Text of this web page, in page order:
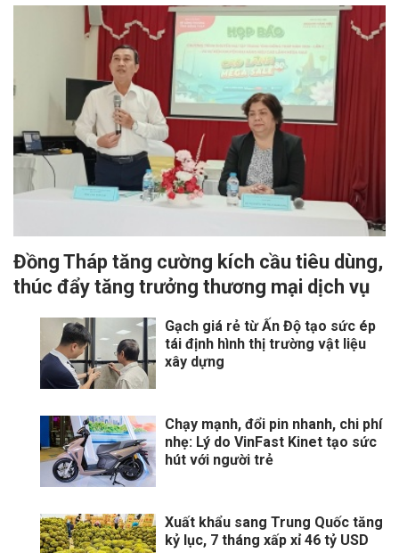
Đồng Tháp tăng cường kích cầu tiêu dùng,
thúc đẩy tăng trưởng thương mại dịch vụ
Gạch giá rẻ từ Ấn Độ tạo sức ép
tái định hình thị trường vật liệu
xây dựng
Chạy mạnh, đổi pin nhanh, chi phí
nhẹ: Lý do VinFast Kinet tạo sức
hút với người trẻ
Xuất khẩu sang Trung Quốc tăng
kỷ lục, 7 tháng xấp xỉ 46 tỷ USD